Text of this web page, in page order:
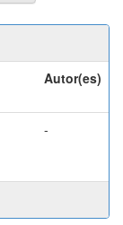
Autor(es)
-